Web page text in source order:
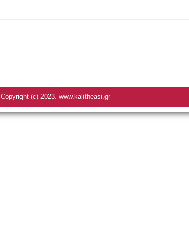
Copyright (c) 2023. www.kalitheasi.gr